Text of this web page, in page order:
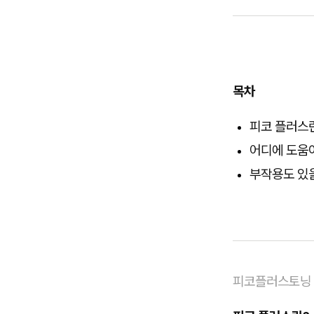
목차
피코 플러스
어디에 도움
부작용도 있
피코플러스토닝